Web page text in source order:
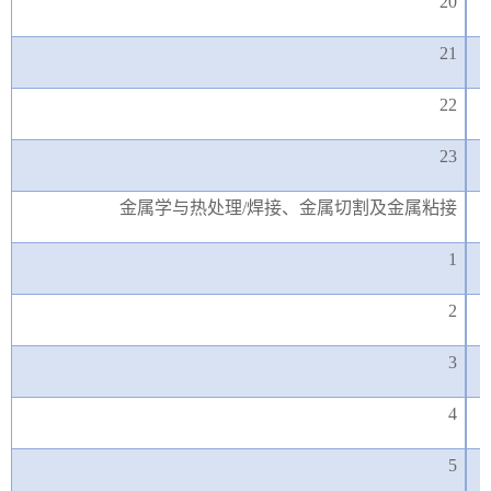
21
22
23
金属学与热处理/焊接、金属切割及金属粘接
1
2
3
4
5